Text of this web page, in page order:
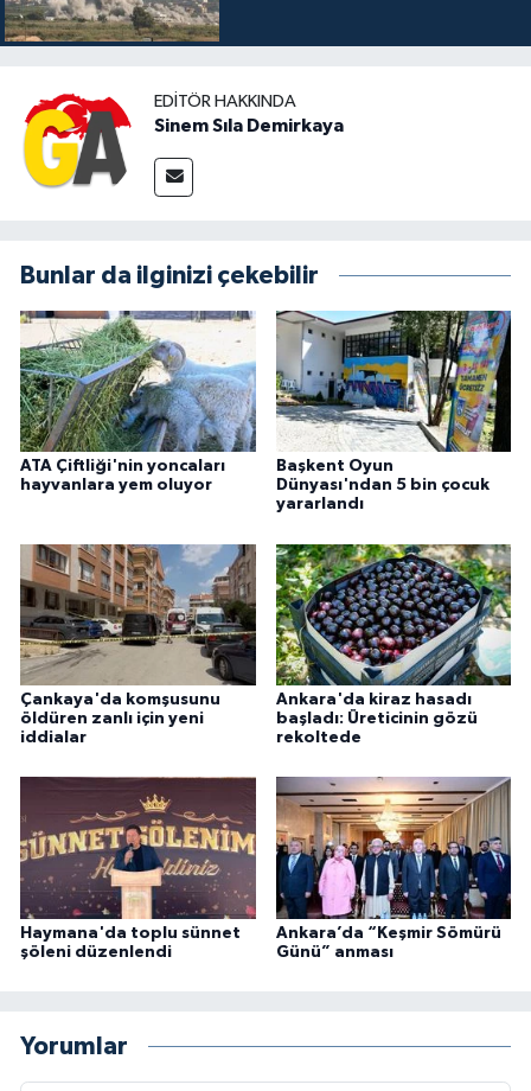
EDITÖR HAKKINDA
Sinem Sıla Demirkaya
Bunlar da ilginizi çekebilir
ATA Çiftliği'nin yoncaları
hayvanlara yem oluyor
Başkent Oyun
Dünyası'ndan 5 bin çocuk
yararlandı
Çankaya'da komşusunu
öldüren zanlı için yeni
iddialar
Ankara'da kiraz hasadı
başladı: Üreticinin gözü
rekoltede
Haymana'da toplu sünnet
şöleni düzenlendi
Ankara’da “Keşmir Sömürü
Günü” anması
Yorumlar